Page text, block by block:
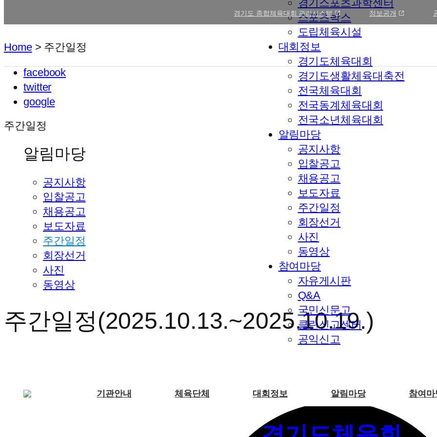
경기도 종합체육대회 관리시스템 정보공개
경기스포츠과학센터
스포츠박스
도립체육시설
대회정보
경기도체육대회
경기도생활체육대축전
전국체육대회
전국동계체육대회
전국소년체육대회
알림마당
공지사항
입찰공고
채용공고
보도자료
주간일정
회장선거
사진
동영상
참여마당
자유게시판
Q&A
국민신문고
클린신고센터
공익신고
기관안내 체육단체 대회정보 알림마당 참여마
Home> 주간일정
facebook
twitter
google
주간일정
알림마당
공지사항
입찰공고
채용공고
보도자료
주간일정
회장선거
사진
동영상
주간일정(2025.10.13.~2025.10.19.)